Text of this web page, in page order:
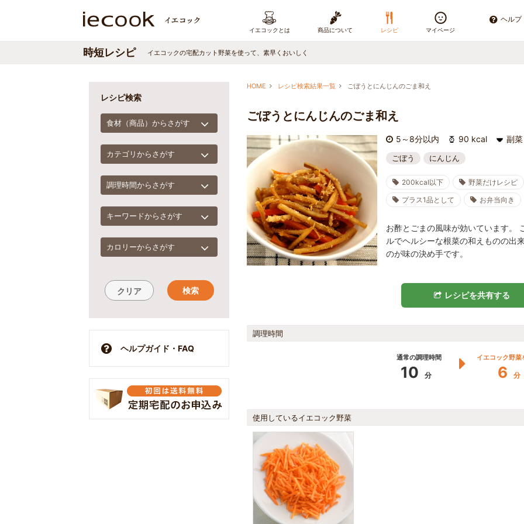
ヘルプ
イエコックとは 商品について レシピ マイページ
イエコックの宅配カット野菜を使って、素早くおいしく
時短レシピ
HOME レシピ検索結果一覧 ごぼうとにんじんのごま和え
ごぼうとにんじんのごま和え
5～8分以内 90 kcal 副菜
ごぼう にんじん
200kcal以下
野菜だけレシピ
プラス1品として
お弁当向き
お酢とごまの風味が効いています。
ルでヘルシーな根菜の和えものの出
のが味の決め手です。
レシピを共有する
調理時間
通常の調理時間
10 分
イエコック野菜
6 分
使用しているイエコック野菜
レシピ検索
食材（商品）からさがす
カテゴリからさがす
調理時間からさがす
キーワードからさがす
カロリーからさがす
クリア 検索
ヘルプガイド・FAQ